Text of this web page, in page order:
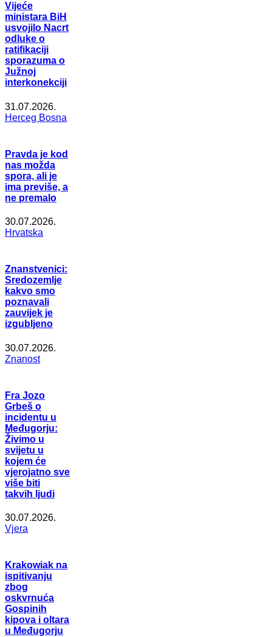
Vijeće
ministara BiH
usvojilo Nacrt
odluke o
ratifikaciji
sporazuma o
Južnoj
interkonekciji
31.07.2026.
Herceg Bosna
Pravda je kod
nas možda
spora, ali je
ima previše, a
ne premalo
30.07.2026.
Hrvatska
Znanstvenici:
Sredozemlje
kakvo smo
poznavali
zauvijek je
izgubljeno
30.07.2026.
Znanost
Fra Jozo
Grbeš o
incidentu u
Međugorju:
Živimo u
svijetu u
kojem će
vjerojatno sve
više biti
takvih ljudi
30.07.2026.
Vjera
Krakowiak na
ispitivanju
zbog
oskvrnuća
Gospinih
kipova i oltara
u Međugorju